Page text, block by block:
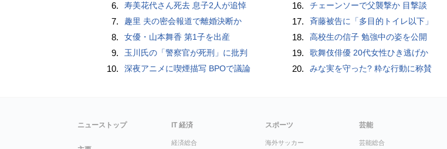
6. 寿美花代さん死去 息子2人が追悼
7. 趣里 夫の密会報道で離婚決断か
8. 女優・山本舞香 第1子を出産
9. 玉川氏の「警察官が死刑」に批判
10. 深夜アニメに喫煙描写 BPOで議論
16. チェーンソーで父襲撃か 目撃談
17. 斉藤被告に「多目的トイレ以下」
18. 高校生の信子 勉強中の姿を公開
19. 歌舞伎俳優 20代女性ひき逃げか
20. みな実を守った? 粋な行動に称賛
ニューストップ IT 経済
経済総合
スポーツ
海外サッカー
芸能
芸能総合